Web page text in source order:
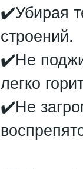
✔️Убирая
строений.
✔️Не
легко
✔️Не